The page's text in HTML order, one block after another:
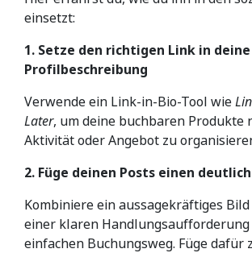
einsetzt:
1. Setze den richtigen Link in deine
Profilbeschreibung
Verwende ein Link-in-Bio-Tool wie
Later, um deine buchbaren Produkte
Aktivität oder Angebot zu
2. Füge deinen Posts einen
Kombiniere ein aussagekräftiges
einer klaren Handlungsaufforderung
einfachen Buchungsweg. Füge dafür